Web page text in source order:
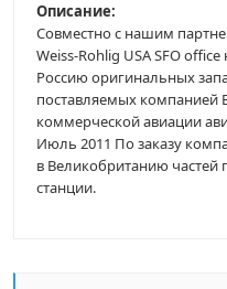
Описание:
Совместно с нашим
Weiss-Rohlig USA SFO
Россию оригинальных
поставляемых компанией
коммерческой авиации
Июль 2011 По заказу
в Великобританию
станции.